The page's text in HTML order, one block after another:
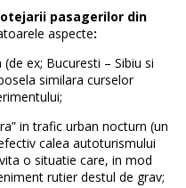
pasagerilor din
aspecte:
ex; Bucuresti – Sibiu si
similara curselor
in trafic urban nocturn (un
calea autoturismului
o situatie care, in mod
rutier destul de grav;